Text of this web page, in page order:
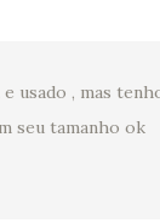
usado , mas
seu tamanho ok